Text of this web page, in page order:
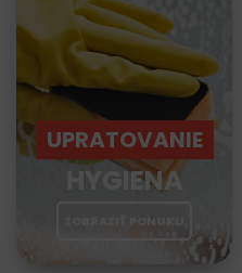
UPRATOVANIE
HYGIENA